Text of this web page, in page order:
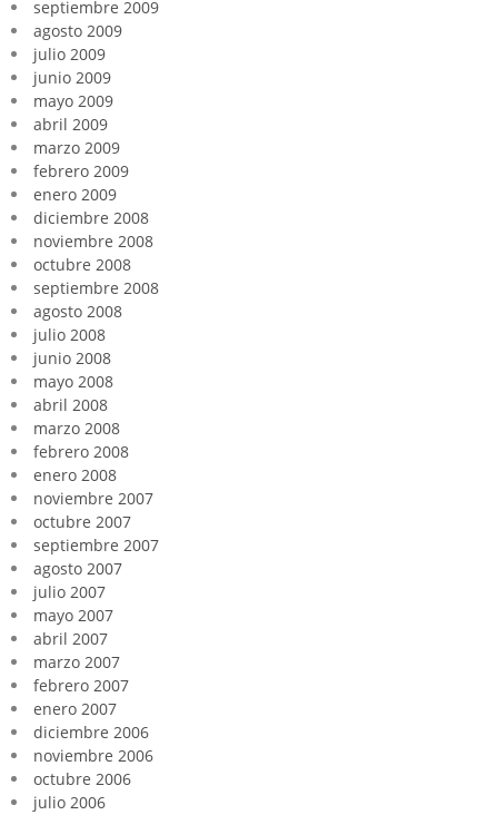
septiembre 2009
agosto 2009
julio 2009
junio 2009
mayo 2009
abril 2009
marzo 2009
febrero 2009
enero 2009
diciembre 2008
noviembre 2008
octubre 2008
septiembre 2008
agosto 2008
julio 2008
junio 2008
mayo 2008
abril 2008
marzo 2008
febrero 2008
enero 2008
noviembre 2007
octubre 2007
septiembre 2007
agosto 2007
julio 2007
mayo 2007
abril 2007
marzo 2007
febrero 2007
enero 2007
diciembre 2006
noviembre 2006
octubre 2006
julio 2006